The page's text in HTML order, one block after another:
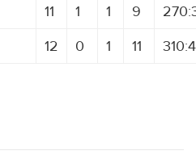
11 1 1 9
12 0 1 11